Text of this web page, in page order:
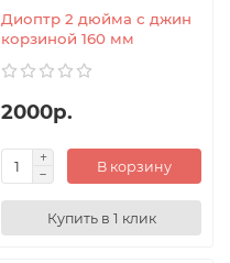
Диоптр 2 дюйма с джин
корзиной 160 мм
2000р.
В корзину
Купить в 1 клик